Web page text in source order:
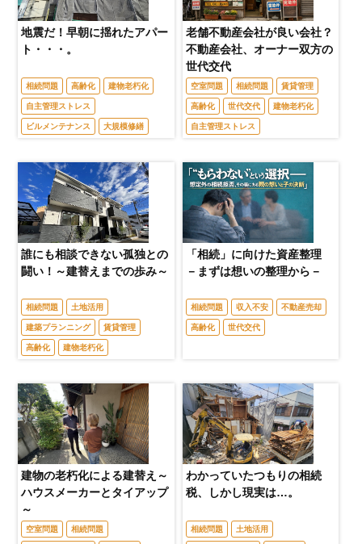
地震だ！早朝に揺れたアパー
ト・・・。
相続問題 高齢化 建物老朽化
自主管理ストレス
ビルメンテナンス 大規模修繕
老舗不動産会社が良い会社？
不動産会社、オーナー双方の
世代交代
空室問題 相続問題 賃貸管理
高齢化 世代交代 建物老朽化
自主管理ストレス
誰にも相談できない孤独との
闘い！～建替えまでの歩み～
相続問題 土地活用
建築プランニング 賃貸管理
高齢化 建物老朽化
「相続」に向けた資産整理
－まずは想いの整理から－
相続問題 収入不安 不動産売却
高齢化 世代交代
建物の老朽化による建替え～
ハウスメーカーとタイアップ
～
空室問題 相続問題
わかっていたつもりの相続
税、しかし現実は…。
相続問題 土地活用